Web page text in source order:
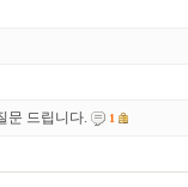
문 드립니다. 1